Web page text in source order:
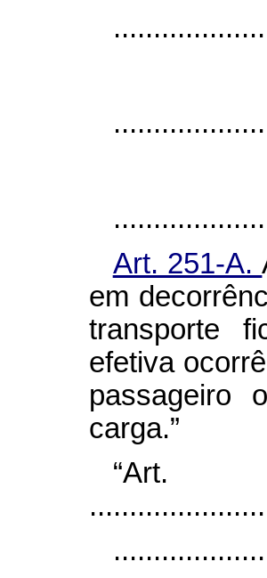
Art. 251-A.
em
transporte
efetiva
passageiro
carga.”